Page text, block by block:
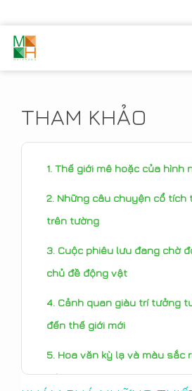
THAM KHẢO
Thế giới mê hoặc của hình
Những câu chuyện cổ tích
trên tường
Cuộc phiêu lưu đang chờ
chủ đề động vật
Cảnh quan giàu trí tưởng
đến thế giới mới
Hoa văn kỳ lạ và màu sắc
sáng tạo